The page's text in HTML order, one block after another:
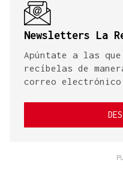
Newsletters La
Apúntate a las
recíbelas de
correo electrónico